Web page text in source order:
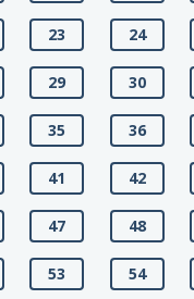
23 24
29 30
35 36
41 42
47 48
53 54